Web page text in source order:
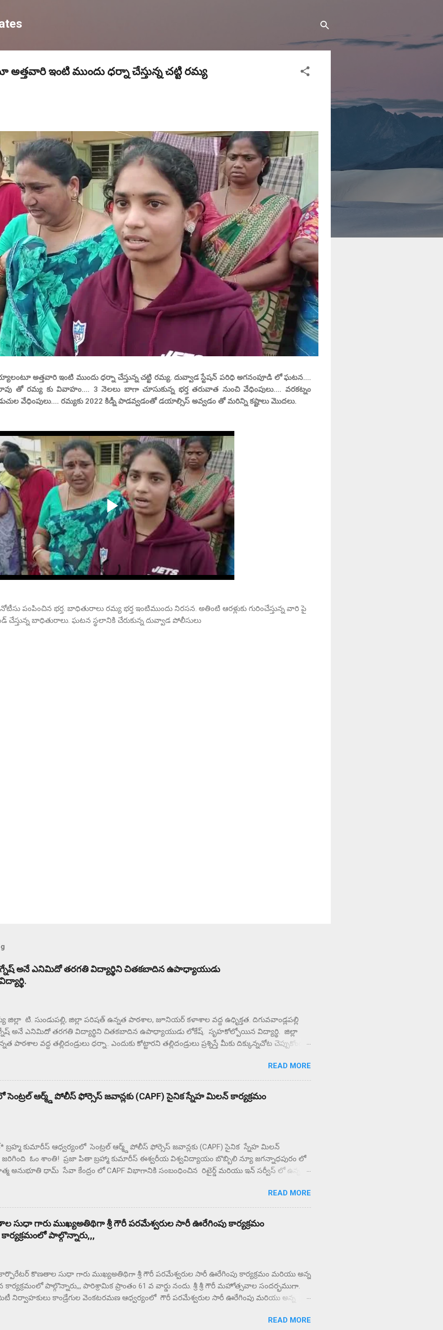
ఇంటి ముందు ధర్నా చేస్తున్న చట్టి రమ్య
అత్తవారి ఇంటి ముందు ధర్నా చేస్తున్న చట్టి రమ్య. దువ్వాడ స్టేషన్ పరిధి అగనంపూడి లో ఘటన....
తో రమ్య కు వివాహం.... 3 నెలలు బాగా చూసుకున్న భర్త తరువాత నుంచి వేధింపులు.... వరకట్నం
వేధింపులు.... రమ్యకు 2022 కిడ్నీ పాడవ్వడంతో డయాల్సిస్ అవ్వడం తో మరిన్ని కష్టాలు మొదలు.
పంపించిన భర్త. బాధితురాలు రమ్య భర్త ఇంటిముందు నిరసన. అతింటి ఆరళ్లుకు గురించేస్తున్న వారి పై
బాధితురాలు. ఘటన స్థలానికి చేరుకున్న దువ్వాడ పోలీసులు
విగ్నేష్ అనే ఎనిమిదో తరగతి విద్యార్థిని చితకబాదిన ఉపాధ్యాయుడు
జిల్లా టి. సుండుపల్లి, జిల్లా పరిషత్ ఉన్నత పాఠశాల, జూనియర్ కళాశాల వద్ద ఉధృిక్తత. దిగువవాండ్లపల్లి
అనే ఎనిమిదో తరగతి విద్యార్థిని చితకబాదిన ఉపాధ్యాయుడు లోకేష్. సృహకోల్పోయిన విద్యార్థి. జిల్లా
పాఠశాల వద్ద తల్లిదండ్రులు ధర్నా.. ఎందుకు కోట్టారని తల్లిదండ్రులు ప్రశ్నిస్తే మీకు దిక్కున్నచోట చెప్పుకోండని
గ్రామస్తులు. ఈ సంఘటనను దారి మళ్ళించే విధంగా సహాయ సహకారాలు చేస్తున్న పలు ఉపాధ్యాయులు
మందలిస్తున్న పలు ఉపాధ్యాయులు గంటల తరబడి తల్లిదండ్రులను మందులిస్తున్న పలు
న్యాయం జరిగే వరకు ఇక్కడ నుంచి కదిలేది లేదని భీష్మించుకోని కుర్చోన్న గ్రామస్తులు.
READ MORE
సెంట్రల్ ఆర్మ్డ్ పోలీస్ ఫోర్సెస్ జవాన్లకు (CAPF) సైనిక స్నేహ మిలన్ కార్యక్రమం
బ్రహ్మ కుమారీస్ ఆధ్వర్యంలో సెంట్రల్ ఆర్మ్డ్ పోలీస్ ఫోర్సెస్ జవాన్లకు (CAPF) సైనిక స్నేహ మిలన్
జరిగింది ఓం శాంతి! ప్రజా పితా బ్రహ్మా కుమారీస్ ఈశ్వరీయ విశ్వవిద్యాయం బొబ్బిలి న్యూ జగన్నాధపురం లో
అనుభూతి ధామ్ సేవా కేంద్రం లో CAPF విభాగానికి సంబంధించిన రిటైర్డ్ మరియు ఇన్ సర్వీస్ లో ఉన్న 70
ఎల్లప్పుడూ దేశమంతా CAPF జవాన్ సోదరులకు ఋణపడి ఉంటుందని బ్రహ్మ కుమారి రాజేశ్వరి అక్కయ్య
ఈ సందర్భంగా విచ్చేసిన CAPF సైనిక సోదరులు అందరికీ శివ పరమాత్మ పరిచయం నిచ్చి , బ్రహ్మా
చేపడుతున్న 20 విభాగాల ద్వారా ప్రపంచంలో 140 దేశాలలో రకరకాల సేవలను గూర్చి తెలియచేశారు.
హద్దులో శత్రువులపై విజయం సాదిస్తున్నారు. మీ లో ఉండే కామ, క్రోధ,లోభ,మోహ, అహంకారాలనే శత్రువులపై
చేసి ఎలా విజయం సాధించాలో తెలియచేశారు. అనేక జిల్లాలనుండి విచ్చేసిన సైనికు...
READ MORE
సుధా గారు ముఖ్యఅతిథిగా శ్రీ గౌరీ పరమేశ్వరుల సారీ ఊరేగింపు కార్యక్రమం
పాల్గొన్నారు,,,
కార్పొరేటర్ కొణతాల సుధా గారు ముఖ్యఅతిథిగా శ్రీ గౌరీ పరమేశ్వరుల సారీ ఊరేగింపు కార్యక్రమం మరియు అన్న
పాల్గొన్నారు,,, పారిశ్రామిక ప్రాంతం 61 వ వార్డు నందు. శ్రీ శ్రీ గౌరీ మహోత్సవాల సందర్భముగా.
నిర్వాహకులు కాండ్రేగుల వెంకటరమణ ఆధ్వర్యంలో గౌరీ పరమేశ్వరుల సారీ ఊరేగింపు మరియు అన్న
కొణతాల సుధా, మరియు ఆలయ కమిటీ సభ్యులు పాల్గొని ఈ కార్యక్రమాన్ని విజయవంతం చేసిరి . ఆలయ
READ MORE